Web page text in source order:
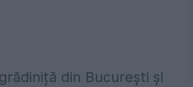
din București și